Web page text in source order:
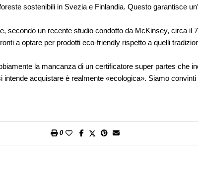
sostenibili in Svezia e Finlandia. Questo garantisce
secondo un recente studio condotto da McKinsey, circa il
a optare per prodotti eco-friendly rispetto a quelli
la mancanza di un certificatore super partes che
intende acquistare è realmente «ecologica». Siamo
0